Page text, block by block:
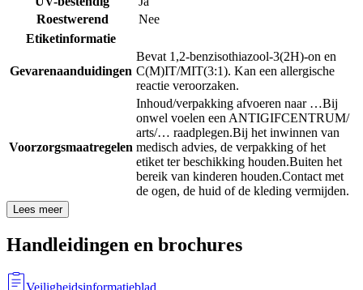
Roestwerend
Nee
Etiketinformatie
Gevarenaanduidingen
Bevat 1,2-benzisothiazool-3(2H)-on en
C(M)IT/MIT(3:1). Kan een allergische
reactie veroorzaken.
Voorzorgsmaatregelen
Inhoud/verpakking afvoeren naar …Bij
onwel voelen een ANTIGIFCENTRUM/
arts/… raadplegen.Bij het inwinnen van
medisch advies, de verpakking of het
etiket ter beschikking houden.Buiten het
bereik van kinderen houden.Contact met
de ogen, de huid of de kleding vermijden.
Lees meer
Handleidingen en brochures
Veiligheidsinformatieblad